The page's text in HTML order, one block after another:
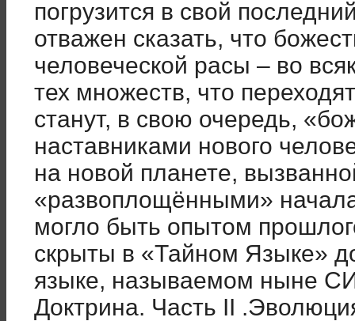
погрузится в свой
отважен сказать, что
человеческой расы – во
тех множеств, что
станут, в свою очередь,
наставниками нового
на новой планете,
«развоплощёнными»
могло быть опытом
скрыты в «Тайном Языке»
языке, называемом ныне
Доктрина. Часть II